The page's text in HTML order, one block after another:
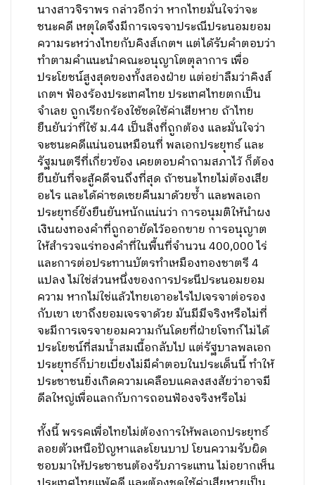
นางสาวจิราพร กล่าวอีกว่า หากไทยมั่นใจว่าจะ
ชนะคดี เหตุใดจึงมีการเจรจาประณีประนอมยอม
ความระหว่างไทยกับคิงส์เกตฯ แต่ได้รับคำตอบว่า
ทำตามคำแนะนำคณะอนุญาโตตุลาการ เพื่อ
ประโยชน์สูงสุดของทั้งสองฝ่าย แต่อย่าลืมว่าคิงส์
เกตฯ ฟ้องร้องประเทศไทย ประเทศไทยตกเป็น
จำเลย ถูกเรียกร้องใช้ชดใช้ค่าเสียหาย ถ้าไทย
ยืนยันว่าที่ใช้ ม.44 เป็นสิ่งที่ถูกต้อง และมั่นใจว่า
จะชนะคดีแน่นอนเหมือนที่ พลเอกประยุทธ์ และ
รัฐมนตรีที่เกี่ยวข้อง เคยตอบคำถามสภาไว้ ก็ต้อง
ยืนยันที่จะสู้คดีจนถึงที่สุด ถ้าชนะไทยไม่ต้องเสีย
อะไร และได้ค่าชดเชยคืนมาด้วยซ้ำ และพลเอก
ประยุทธ์ยังยืนยันหนักแน่นว่า การอนุมติให้นำผง
เงินผงทองคำที่ถูกอายัดไว้ออกขาย การอนุญาต
ให้สำรวจแร่ทองคำที่ในพื้นที่จำนวน 400,000 ไร่
และการต่อประทานบัตรทำเหมืองทองชาตรี 4
แปลง ไม่ใช่ส่วนหนึ่งของการประนีประนอมยอม
ความ หากไม่ใช่แล้วไทยเอาอะไรไปเจรจาต่อรอง
กับเขา เขาถึงยอมเจรจาด้วย มันมีมีจริงหรือไม่ที่
จะมีการเจรจายอมความกันโดยที่ฝ่ายโจทก์ไม่ได้
ประโยชน์ที่สมน้ำสมเนื้อกลับไป แต่รัฐบาลพลเอก
ประยุทธ์ก็บ่ายเบี่ยงไม่มีคำตอบในประเด็นนี้ ทำให้
ประชาชนยิ่งเกิดความเคลือบแคลงสงสัยว่าอาจมี
ดีลใหญ่เพื่อแลกกับการถอนฟ้องจริงหรือไม่
ทั้งนี้ พรรคเพื่อไทยไม่ต้องการให้พลเอกประยุทธ์
ลอยตัวเหนือปัญหาและโยนบาป โยนความรับผิด
ชอบมาให้ประชาชนต้องรับภาระแทน ไม่อยากเห็น